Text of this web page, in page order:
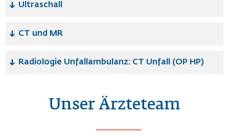
Ultraschall
CT und MR
Radiologie Unfallambulanz: CT Unfall (OP HP)
Unser Ärzteteam